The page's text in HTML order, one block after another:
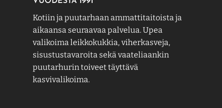
Kotiin ja puutarhaan ammattitaitoista ja
aikaansa seuraavaa palvelua. Upea
valikoima leikkokukkia, viherkasveja,
sisustustavaroita sekä vaateliaankin
puutarhurin toiveet täyttävä
kasvivalikoima.